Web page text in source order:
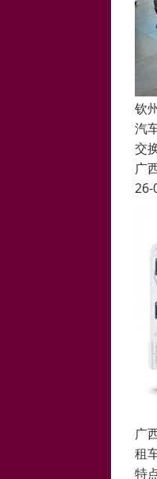
钦
汽
交
广
26-
广
租
特